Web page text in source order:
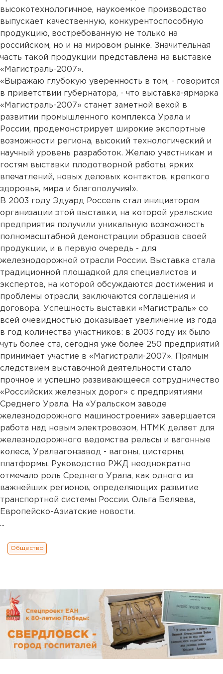
высокотехнологичное, наукоемкое производство
выпускает качественную, конкурентоспособную
продукцию, востребованную не только на
российском, но и на мировом рынке. Значительная
часть такой продукции представлена на выставке
«Магистраль-2007».
«Выражаю глубокую уверенность в том, - говорится
в приветствии губернатора, - что выставка-ярмарка
«Магистраль-2007» станет заметной вехой в
развитии промышленного комплекса Урала и
России, продемонстрирует широкие экспортные
возможности региона, высокий технологический и
научный уровень разработок. Желаю участникам и
гостям выставки плодотворной работы, ярких
впечатлений, новых деловых контактов, крепкого
здоровья, мира и благополучия!».
В 2003 году Эдуард Россель стал инициатором
организации этой выставки, на которой уральские
предприятия получили уникальную возможность
полномасштабной демонстрации образцов своей
продукции, и в первую очередь - для
железнодорожной отрасли России. Выставка стала
традиционной площадкой для специалистов и
экспертов, на которой обсуждаются достижения и
проблемы отрасли, заключаются соглашения и
договора. Успешность выставки «Магистраль» со
всей очевидностью доказывает увеличение из года
в год количества участников: в 2003 году их было
чуть более ста, сегодня уже более 250 предприятий
принимает участие в «Магистрали-2007». Прямым
следствием выставочной деятельности стало
прочное и успешно развивающееся сотрудничество
«Российских железных дорог» с предприятиями
Среднего Урала. На «Уральском заводе
железнодорожного машиностроения» завершается
работа над новым электровозом, НТМК делает для
железнодорожного ведомства рельсы и вагонные
колеса, Уралвагонзавод - вагоны, цистерны,
платформы. Руководство РЖД неоднократно
отмечало роль Среднего Урала, как одного из
важнейших регионов, определяющих развитие
транспортной системы России. Ольга Беляева,
Европейско-Азиатские новости.
...
Общество